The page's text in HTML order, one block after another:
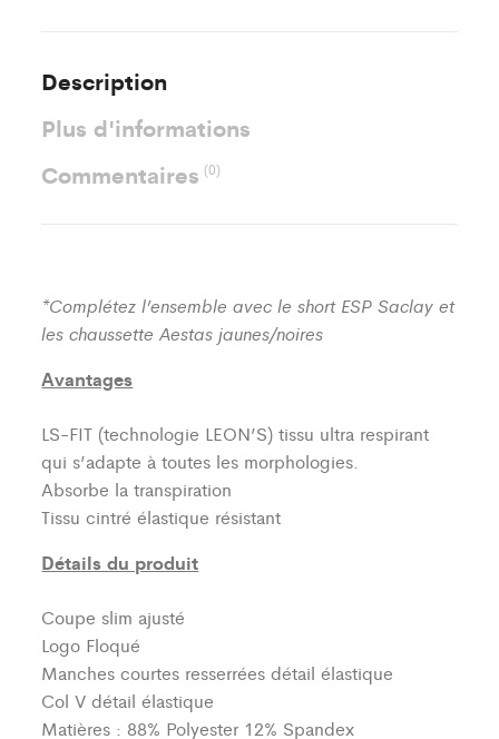
Description
Plus d'informations
Commentaires(0)
*Complétez l’ensemble avec le short ESP Saclay et
les chaussette Aestas jaunes/noires
Avantages
LS-FIT (technologie LEON’S)tissu ultra respirant
qui s’adapte à toutes les morphologies.
Absorbe la transpiration
Tissu cintré élastique résistant
Détails du produit
Coupe slim ajusté
Logo Floqué
Manches courtes resserrées détail élastique
Col V détail élastique
Matières : 88% Polyester 12% Spandex